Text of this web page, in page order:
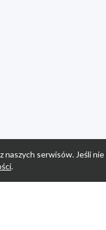
serwisów. Jeśli
.